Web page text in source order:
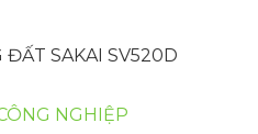
NGHIỆP